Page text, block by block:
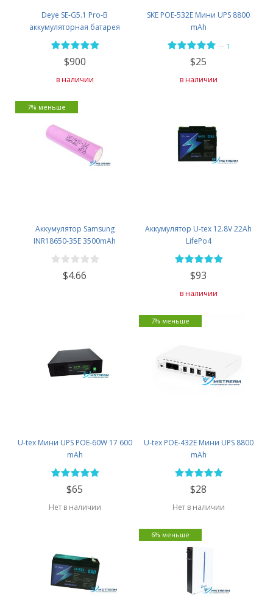
Deye SE-G5.1 Pro-B
аккумуляторная батарея
LiFePO4 51,2V 100AH
$900
в наличии
SKE POE-532E Мини UPS 8800
mAh
1
$25
в наличии
Аккумулятор Samsung
INR18650-35E 3500mAh
$4.66
7% меньше
Аккумулятор U-tex 12.8V 22Ah
LifePo4
$93
в наличии
U-tex Мини UPS POE-60W 17 600
mAh
$65
Нет в наличии
U-tex POE-432E Мини UPS 8800
mAh
$28
Нет в наличии
7% меньше
6% меньше